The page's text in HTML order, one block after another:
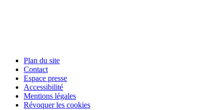
Plan du site
Contact
Espace presse
Accessibilité
Mentions légales
Révoquer les cookies